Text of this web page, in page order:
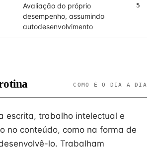
Avaliação do próprio
desempenho, assumindo
autodesenvolvimento
5
COMO É O DIA A DIA
escrita, trabalho intelectual e
no conteúdo, como na forma de
lo. Trabalham